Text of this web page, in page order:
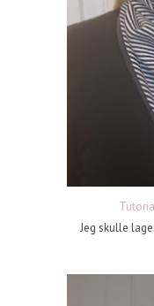
Jeg skulle